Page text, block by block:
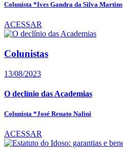
Colunista *Ives Gandra da Silva Martins
ACESSAR
Colunistas
13/08/2023
O declínio das Academias
Colunista *José Renato Nalini
ACESSAR